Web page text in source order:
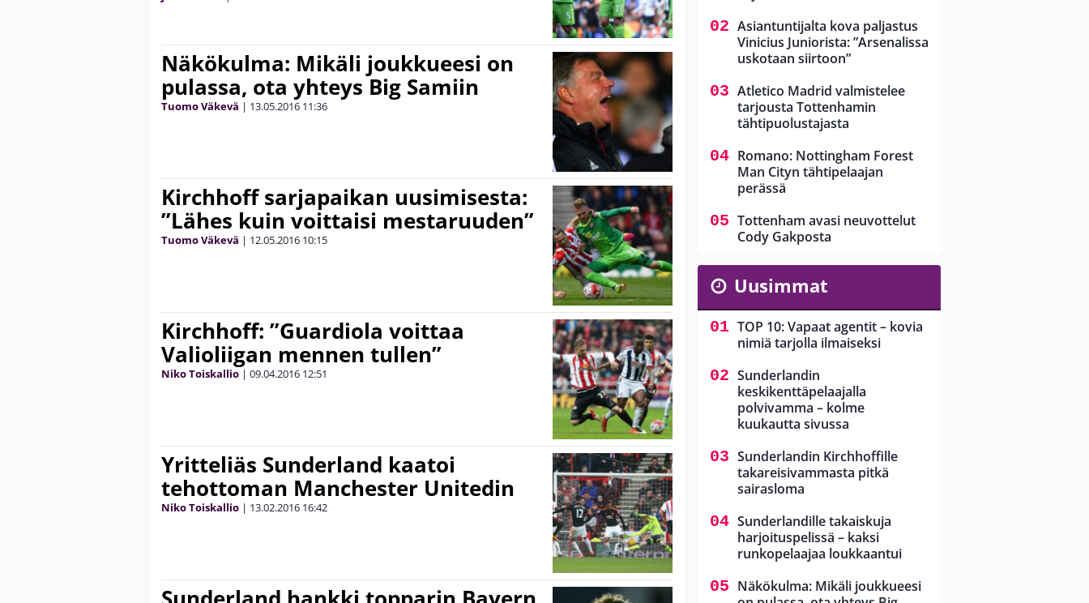
Näkökulma: Mikäli joukkueesi on
pulassa, ota yhteys Big Samiin
Tuomo Väkevä | 13.05.2016 11:36
Kirchhoff sarjapaikan uusimisesta:
”Lähes kuin voittaisi mestaruuden”
Tuomo Väkevä | 12.05.2016 10:15
Kirchhoff: ”Guardiola voittaa
Valioliigan mennen tullen”
Niko Toiskallio | 09.04.2016 12:51
Yritteliäs Sunderland kaatoi
tehottoman Manchester Unitedin
Niko Toiskallio | 13.02.2016 16:42
Asiantuntijalta kova paljastus
Vinicius Juniorista: ”Arsenalissa
uskotaan siirtoon”
Atletico Madrid valmistelee
tarjousta Tottenhamin
tähtipuolustajasta
Romano: Nottingham Forest
Man Cityn tähtipelaajan
perässä
Tottenham avasi neuvottelut
Cody Gakposta
Uusimmat
TOP 10: Vapaat agentit – kovia
nimiä tarjolla ilmaiseksi
Sunderlandin
keskikenttäpelaajalla
polvivamma – kolme
kuukautta sivussa
Sunderlandin Kirchhoffille
takareisivammasta pitkä
sairasloma
Sunderlandille takaiskuja
harjoituspelissä – kaksi
runkopelaajaa loukkaantui
Näkökulma: Mikäli joukkueesi